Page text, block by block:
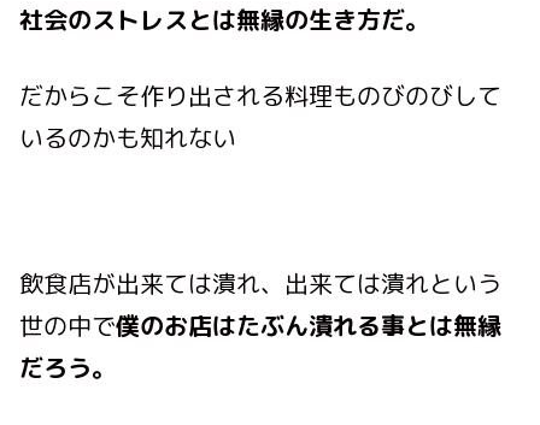
社会のストレスとは無縁の生き方だ。
だからこそ作り出される料理ものびのびして
いるのかも知れない
飲食店が出来ては潰れ、出来ては潰れという
世の中で僕のお店はたぶん潰れる事とは無縁
だろう。